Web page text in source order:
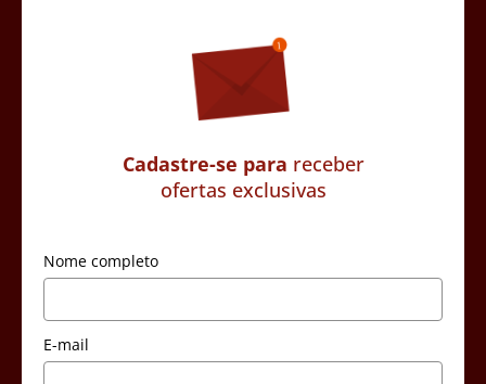
Cadastre-se para receber
ofertas exclusivas
Nome completo
E-mail